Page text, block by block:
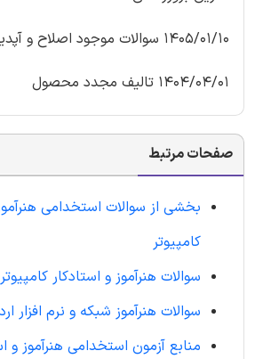
1405/01/10 سوالات موجود اصلاح و آپدیت شد.
1404/04/01 تالیف مجدد محصول
صفحات مرتبط
بخشی از سوالات استخدامی
کامپیوتر
سوالات هنرآموز و استادکار کامپیوتر
سوالات هنرآموز شبکه و نرم افزار
منابع آزمون استخدامی هنرآموز و